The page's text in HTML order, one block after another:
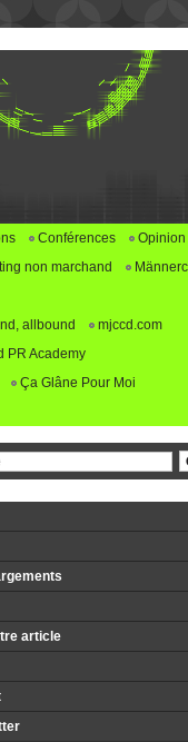
Conférences Opinion
non marchand
allbound
mjccd.com
PR Academy
Ça Glâne Pour Moi
article